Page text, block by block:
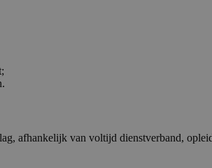
afhankelijk van voltijd dienstverband,